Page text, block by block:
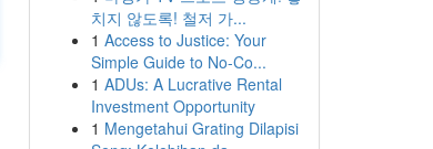
치지 않도록! 철저 가...
1 Access to Justice: Your
Simple Guide to No-Co...
1 ADUs: A Lucrative Rental
Investment Opportunity
1 Mengetahui Grating Dilapisi